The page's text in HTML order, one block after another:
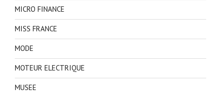
MICRO FINANCE
MISS FRANCE
MODE
MOTEUR ELECTRIQUE
MUSEE